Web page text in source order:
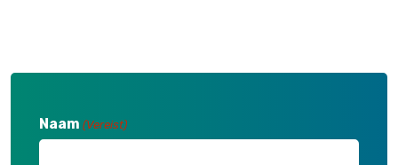
Naam (Vereist)